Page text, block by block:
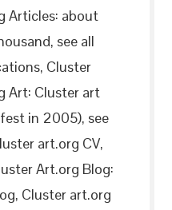
Articles: about
see all
Cluster
Art: Cluster art
in 2005), see
art.org CV,
Art.org Blog:
Cluster art.org